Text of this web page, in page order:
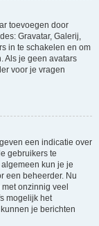
toevoegen door
Gravatar, Galerij,
in te schakelen en om
Als je geen avatars
voor je vragen
een indicatie over
gebruikers te
kun je je
een beheerder. Nu
onzinnig veel
mogelijk het
je berichten